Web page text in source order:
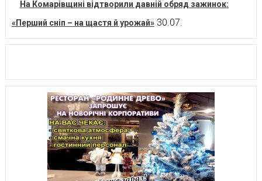
На Комарівщині відтворили давній обряд зажинок:
«Перший сніп – на щастя й урожай» 30.07.